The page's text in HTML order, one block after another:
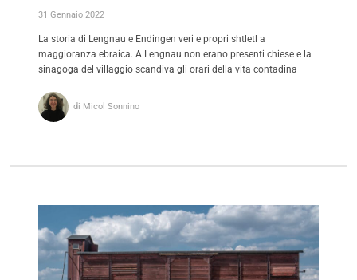
31 Gennaio 2022
La storia di Lengnau e Endingen veri e propri shtletl a
maggioranza ebraica. A Lengnau non erano presenti chiese e la
sinagoga del villaggio scandiva gli orari della vita contadina
di Micol Sonnino